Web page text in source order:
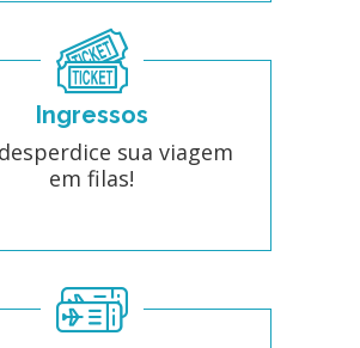
Ingressos
sua viagem
em filas!